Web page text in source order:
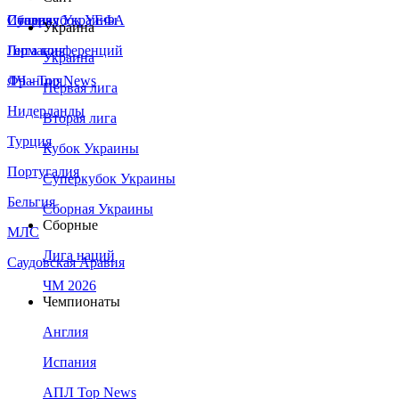
Сборная Украины
Италия
Германия
Франция
Нидерланды
Турция
Португалия
Бельгия
МЛС
Саудовская Аравия
Суперкубок УЕФА
Лига конференций
ЛЧ - Top News
Украина
Украина
Первая лига
Вторая лига
Кубок Украины
Суперкубок Украины
Сборная Украины
Сборные
Лига наций
ЧМ 2026
Чемпионаты
Англия
Испания
АПЛ Top News